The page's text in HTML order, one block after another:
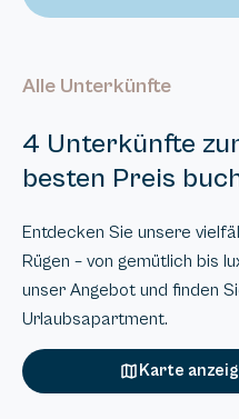
Alle Unterkünfte
4 Unterkünfte
besten Preis
Entdecken Sie unsere
Rügen – von gemütlich bis
unser Angebot und finden
Urlaubsapartment.
Karte